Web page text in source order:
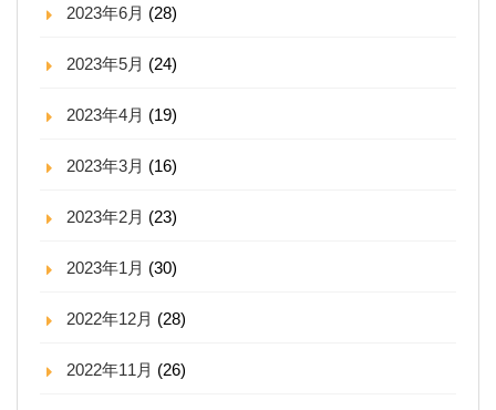
2023年6月 (28)
2023年5月 (24)
2023年4月 (19)
2023年3月 (16)
2023年2月 (23)
2023年1月 (30)
2022年12月 (28)
2022年11月 (26)